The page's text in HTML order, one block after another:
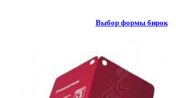
Выбор формы бирок